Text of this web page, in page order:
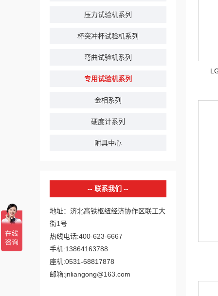
压力试验机系列
杯突冲杯试验机系列
弯曲试验机系列
专用试验机系列
金相系列
硬度计系列
附具中心
联系我们
地址：济北高铁枢纽经济协作区联工大
街1号
热线电话:400-623-6667
手机:13864163788
座机:0531-68817878
邮箱:jnliangong@163.com